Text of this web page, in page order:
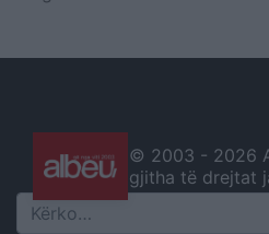
© 2003 - 2026
gjitha të drejtat